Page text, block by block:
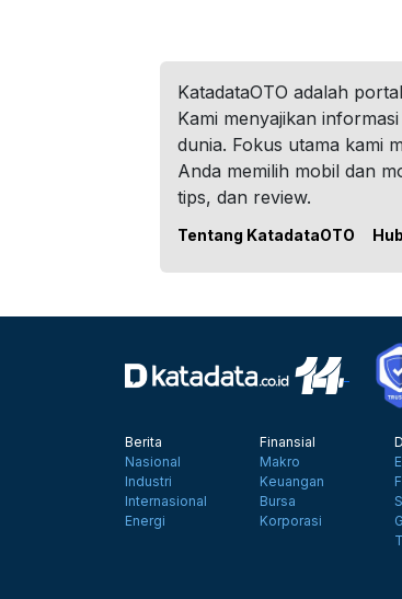
KatadataOTO adalah
Kami menyajikan
dunia. Fokus utama kami
Anda memilih mobil dan
tips, dan review.
Tentang KatadataOTO
Berita
Nasional
Industri
Internasional
Energi
Finansial
Makro
Keuangan
Bursa
Korporasi